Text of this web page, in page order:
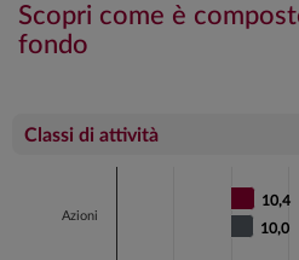
Scopri come è
fondo
Classi di attività
Bar chart with 2 data series.
View as data table, Chart
10,4
10,4
10,0
10,0
Azioni